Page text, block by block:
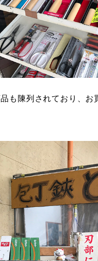
も陳列されており、お